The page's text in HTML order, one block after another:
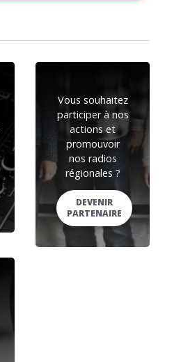
Vous souhaitez
participer à nos
actions et
promouvoir
nos radios
régionales ?
DEVENIR
PARTENAIRE